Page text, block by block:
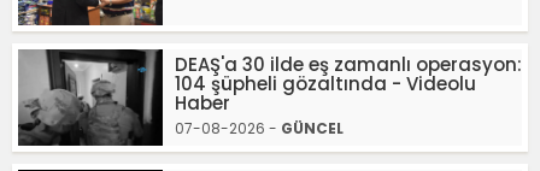
DEAŞ'a 30 ilde eş zamanlı operasyon:
104 şüpheli gözaltında - Videolu
Haber
07-08-2026 - GÜNCEL